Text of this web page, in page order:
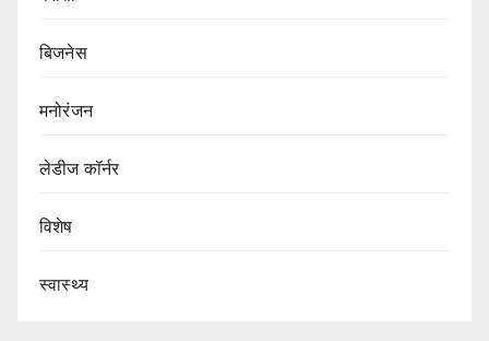
बिजनेस
मनोरंजन
लेडीज कॉर्नर
विशेष
स्वास्थ्य